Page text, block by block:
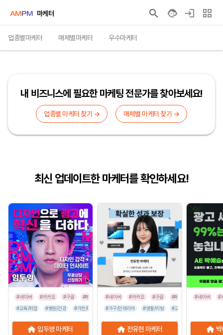
마케터
업종별마케터 매체별마케터 우수마케터
내 비즈니스에 필요한 마케팅 전문가를 찾아보세요!
업종별 마케터 찾기 → 매체별 마케터 찾기 →
최신 업데이트한 마케터를 확인하세요!
#네이버 #카카오 #구글 #페이스북
#인스타그램
#교육/취업
#병원/건강 #가전/디지털 #뷰티/미용 #스타트업 #식품/음료
임두영 마케터
#네이버 #카카오 #구글 #페이스북
#인스타그램
#가구/인테리어
#생활/리빙 #교육/취업
전유현 마케터
#네이버 #